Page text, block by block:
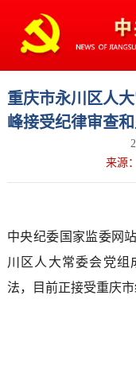
重庆市永川区人
峰接受纪律审查
来源：
中央纪委国家监委网
川区人大常委会党组
法，目前正接受重庆